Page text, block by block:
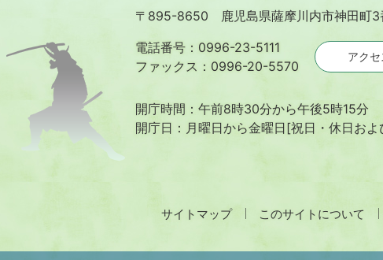
川
内
市
〒895-8650 鹿児島県薩摩川内市神田町3
電話番号：0996-23-5111
ファックス：0996-20-5570
アクセ
開庁時間：午前8時30分から午後5時15分
開庁日：月曜日から金曜日[祝日・休日およ
サイトマップ このサイトについて